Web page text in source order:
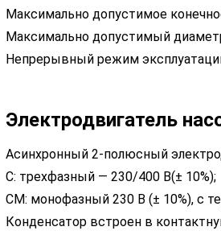
Максимально допустимое
Максимально допустимый
Непрерывный режим
Электродвигатель
Асинхронный 2-полюсный
C: трехфазный — 230/400 В(± 10%);
CM: монофазный 230 В (± 10%), с
Конденсатор встроен в